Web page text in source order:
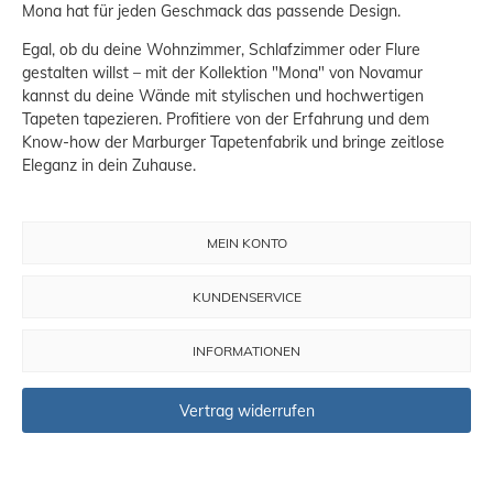
Mona hat für jeden Geschmack das passende Design.
Egal, ob du deine Wohnzimmer, Schlafzimmer oder Flure
gestalten willst – mit der Kollektion "Mona" von Novamur
kannst du deine Wände mit stylischen und hochwertigen
Tapeten tapezieren. Profitiere von der Erfahrung und dem
Know-how der Marburger Tapetenfabrik und bringe zeitlose
Eleganz in dein Zuhause.
MEIN KONTO
KUNDENSERVICE
INFORMATIONEN
Vertrag widerrufen